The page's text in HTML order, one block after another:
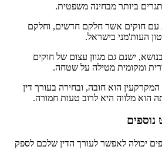
ביותר מבחינה משפטית.
עם חוקים אשר חלקם חדשים, וחלקם
העות'מני בישראל.
ישנם גם מגוון עצום של חוקים
ומקומית מטילה על שטחה.
המקרקעין הוא חובה, ובחירה בעורך דין
הוא מלווה היא לרוב טעות חמורה.
יכולה לאפשר לעורך הדין שלכם לספק